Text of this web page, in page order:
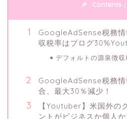
Contents [
GoogleAdSense税務情
収税率はブログ
デフォルトの源泉徴
GoogleAdSense税務情
合、最大30％減少！
【Youtuber】米国外の
ントがビジネスか個人